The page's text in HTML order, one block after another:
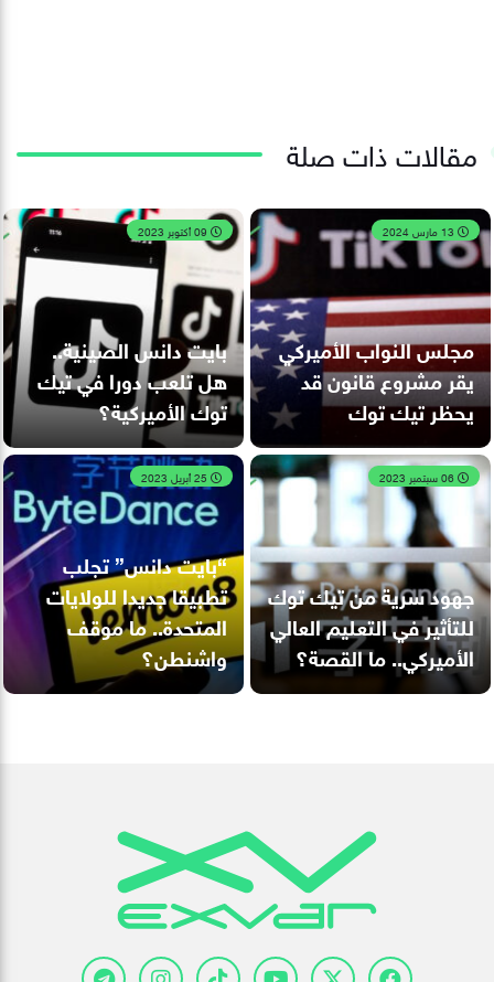
مقالات ذات صلة
مجلس النواب الأميركي
يقر مشروع قانون قد
يحظر تيك توك
بايت دانس الصينية..
هل تلعب دورا في تيك
توك الأميركية؟
جهود سرية من تيك توك
للتأثير في التعليم العالي
الأميركي.. ما القصة؟
“بايت دانس” تجلب
تطبيقا جديدا للولايات
المتحدة.. ما موقف
واشنطن؟